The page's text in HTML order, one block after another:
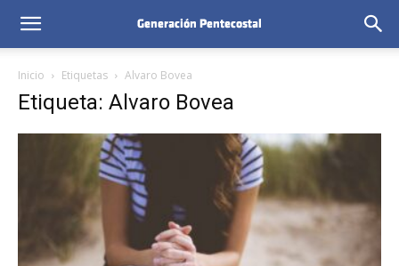
Inicio Etiquetas Alvaro Bovea
Etiqueta: Alvaro Bovea